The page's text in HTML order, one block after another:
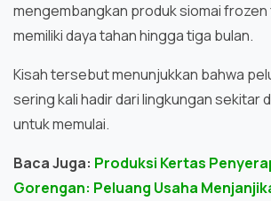
mengembangkan produk siomai
memiliki daya tahan hingga tiga bulan.
Kisah tersebut menunjukkan bahwa
sering kali hadir dari lingkungan sekitar
untuk memulai.
Baca Juga: Produksi Kertas
Gorengan: Peluang Usaha